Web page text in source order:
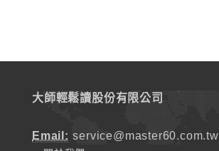
大師輕鬆讀股份有限公司
Email: service@master60.com.tw